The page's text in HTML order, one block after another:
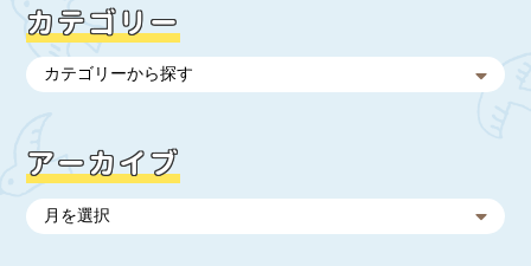
カテゴリー
アーカイブ